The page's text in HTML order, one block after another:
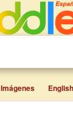
Imágenes English